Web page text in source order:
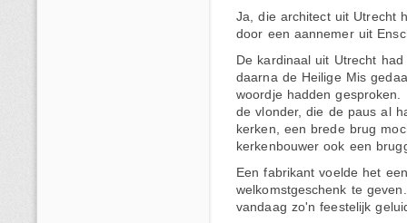
Ja, die architect uit Utrecht
door een aannemer uit
De kardinaal uit Utrecht
daarna de Heilige Mis
woordje hadden
de vlonder, die de paus al
kerken, een brede brug
kerkenbouwer ook een
Een fabrikant voelde het
welkomstgeschenk te
vandaag zo'n feestelijk